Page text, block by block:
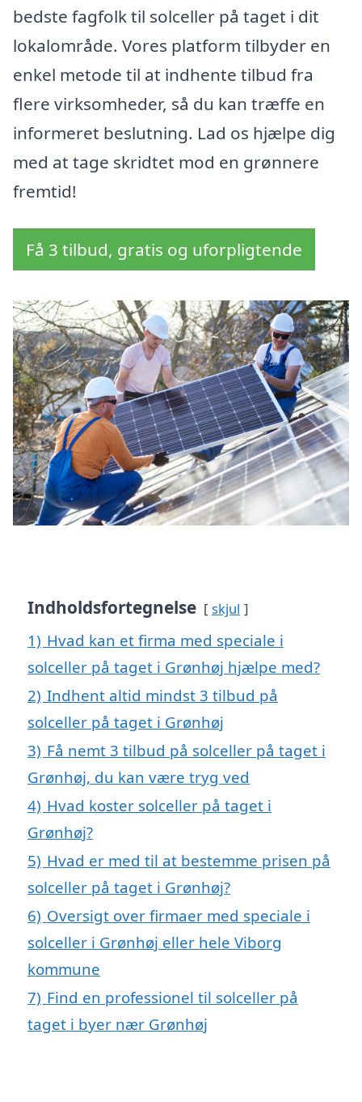
bedste fagfolk til solceller på taget i dit
lokalområde. Vores platform tilbyder en
enkel metode til at indhente tilbud fra
flere virksomheder, så du kan træffe en
informeret beslutning. Lad os hjælpe dig
med at tage skridtet mod en grønnere
fremtid!
Få 3 tilbud, gratis og uforpligtende
Indholdsfortegnelse skjul
1) Hvad kan et firma med speciale i
solceller på taget i Grønhøj hjælpe med?
2) Indhent altid mindst 3 tilbud på
solceller på taget i Grønhøj
3) Få nemt 3 tilbud på solceller på taget i
Grønhøj, du kan være tryg ved
4) Hvad koster solceller på taget i
Grønhøj?
5) Hvad er med til at bestemme prisen på
solceller på taget i Grønhøj?
6) Oversigt over firmaer med speciale i
solceller i Grønhøj eller hele Viborg
kommune
7) Find en professionel til solceller på
taget i byer nær Grønhøj